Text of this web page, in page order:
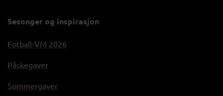
Sesonger og inspirasjon
Fotball-VM 2026
Påskegaver
Sommergaver